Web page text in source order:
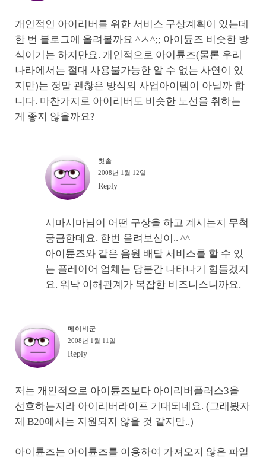
개인적인 아이리버를 위한 서비스 구상계획이 있는데
한 번 블로그에 올려볼까요 ^ㅅ^;; 아이튠즈 비슷한 방
식이기는 하지만요. 개인적으로 아이튠즈(물론 우리
나라에서는 절대 사용불가능한 알 수 없는 사연이 있
지만)는 정말 괜찮은 방식의 사업아이템이 아닐까 합
니다. 마찬가지로 아이리버도 비슷한 노선을 취하는
게 좋지 않을까요?
칫솔
2008년 1월 12일
Reply
시마시마님이 어떤 구상을 하고 계시는지 무척
궁금한데요. 한번 올려보심이.. ^^
아이튠즈와 같은 음원 배달 서비스를 할 수 있
는 플레이어 업체는 당분간 나타나기 힘들겠지
요. 워낙 이해관계가 복잡한 비즈니스니까요.
메이비군
2008년 1월 11일
Reply
저는 개인적으로 아이튠즈보다 아이리버플러스3을
선호하는지라 아이리버라이프 기대되네요. (그래봤자
제 B20에서는 지원되지 않을 것 같지만..)
아이튠즈는 아이튠즈를 이용하여 가져오지 않은 파일